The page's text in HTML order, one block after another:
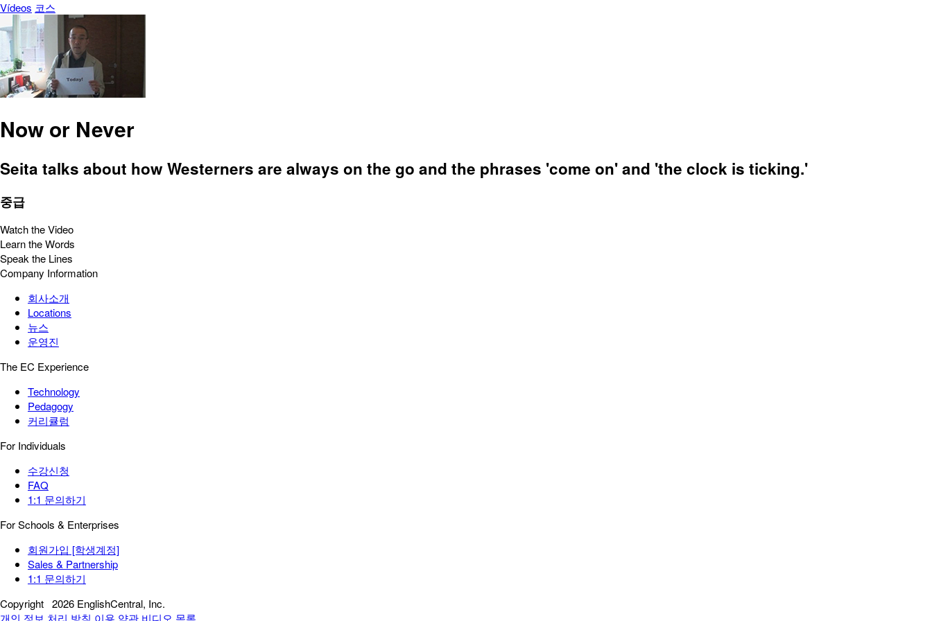
Vídeos 코스
Now or Never
Seita talks about how Westerners are always on the go and the phrases 'come on' and 'the clock is ticking.'
중급
Watch the Video
Learn the Words
Speak the Lines
Company Information
회사소개
Locations
뉴스
운영진
The EC Experience
Technology
Pedagogy
커리큘럼
For Individuals
수강신청
FAQ
1:1 문의하기
For Schools & Enterprises
회원가입 [학생계정]
Sales & Partnership
1:1 문의하기
Copyright 2026 EnglishCentral, Inc.